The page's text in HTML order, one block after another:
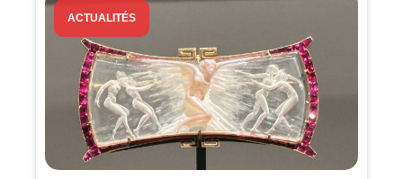
ACTUALITÉS